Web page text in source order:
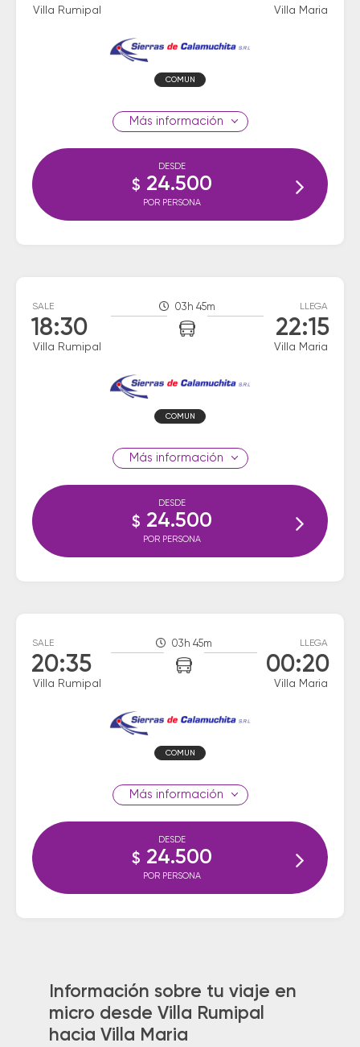
Villa Rumipal Villa Maria
COMUN
información
DESDE
$ 24.500
POR PERSONA
SALE
18:30
Villa Rumipal
03h 45m LLEGA
22:15
Villa Maria
COMUN
información
DESDE
$ 24.500
POR PERSONA
SALE
20:35
Villa Rumipal
03h 45m LLEGA
00:20
Villa Maria
COMUN
información
DESDE
$ 24.500
POR PERSONA
Información sobre tu viaje en
micro desde Villa Rumipal
hacia Villa Maria